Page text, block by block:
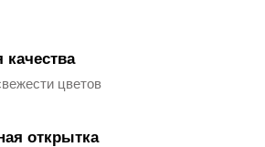
качества
цветов
открытка